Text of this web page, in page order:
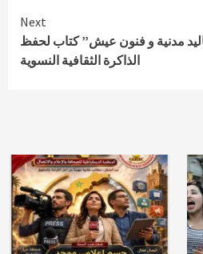
Next
مدنية و فنون عيش” كتاب لحفظ
الذاكرة الثقافية النسوية